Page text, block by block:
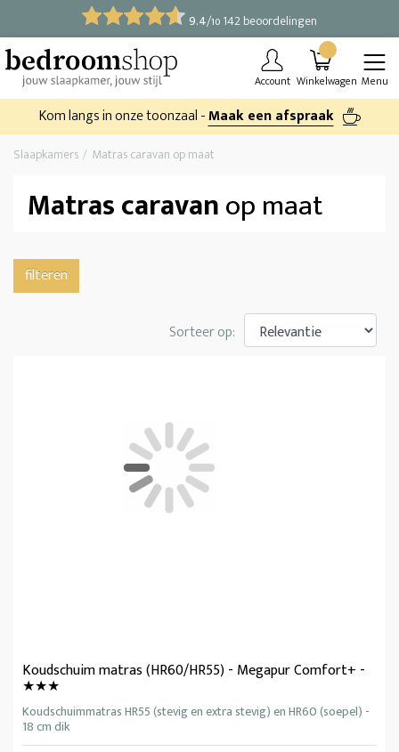
9.4/10 142 beoordelingen
Account Winkelwagen Menu
Kom langs in onze toonzaal -Maak een afspraak
Slaapkamers Matras caravan op maat
Matras caravanop maat
filteren
Sorteer op:
Koudschuim matras (HR60/HR55) - Megapur Comfort+ -
★★★
Koudschuimmatras HR55 (stevig en extra stevig) en HR60 (soepel) -
18 cm dik